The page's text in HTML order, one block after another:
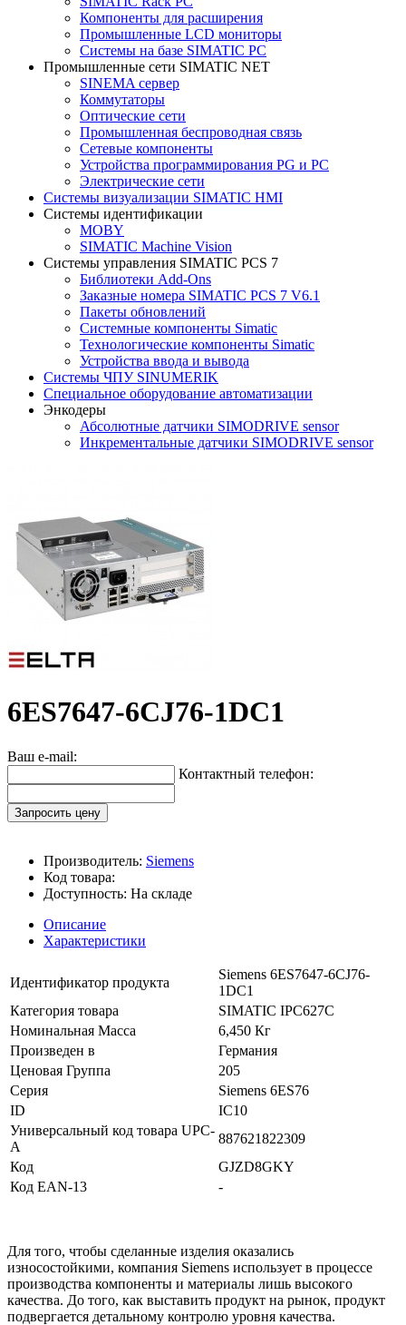
Компоненты для расширения
Промышленные LCD мониторы
Системы на базе SIMATIC PC
Промышленные сети SIMATIC NET
SINEMA сервер
Коммутаторы
Оптические сети
Промышленная беспроводная связь
Сетевые компоненты
Устройства программирования PG и PC
Электрические сети
Системы визуализации SIMATIC HMI
Системы идентификации
MOBY
SIMATIC Machine Vision
Системы управления SIMATIC PCS 7
Библиотеки Add-Ons
Заказные номера SIMATIC PCS 7 V6.1
Пакеты обновлений
Системные компоненты Simatic
Технологические компоненты Simatic
Устройства ввода и вывода
Системы ЧПУ SINUMERIK
Специальное оборудование автоматизации
Энкодеры
Абсолютные датчики SIMODRIVE sensor
Инкрементальные датчики SIMODRIVE sensor
6ES7647-6CJ76-1DC1
Ваш e-mail:
Контактный телефон:
Запросить цену
Производитель: Siemens
Код товара:
Доступность: На складе
Описание
Характеристики
Идентификатор продукта
Siemens 6ES7647-6CJ76-
1DC1
Категория товара
SIMATIC IPC627C
Номинальная Масса
6,450 Кг
Произведен в
Германия
Ценовая Группа
205
Серия
Siemens 6ES76
ID
IC10
Универсальный код товара UPC-
A
887621822309
Код
GJZD8GKY
Код EAN-13
-
Для того, чтобы сделанные изделия оказались
износостойкими, компания Siemens использует в процессе
производства компоненты и материалы лишь высокого
качества. До того, как выставить продукт на рынок, продукт
подвергается детальному контролю уровня качества.